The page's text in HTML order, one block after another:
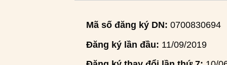
Mã số đăng ký DN: 0700830694
Đăng ký lần đầu: 11/09/2019